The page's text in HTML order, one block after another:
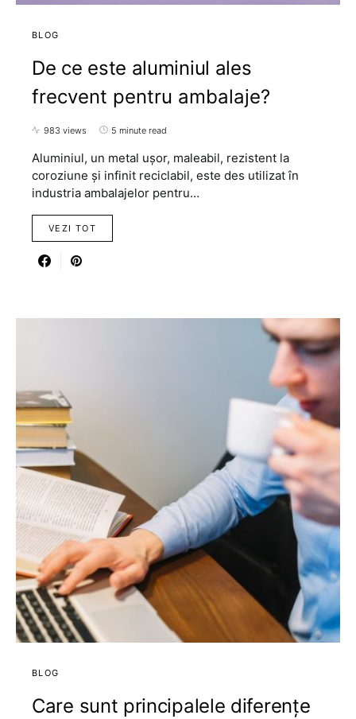
BLOG
De ce este aluminiul ales
frecvent pentru ambalaje?
983 views 5 minute read
Aluminiul, un metal ușor, maleabil, rezistent la
coroziune și infinit reciclabil, este des utilizat în
industria ambalajelor pentru…
VEZI TOT
BLOG
Care sunt principalele diferențe